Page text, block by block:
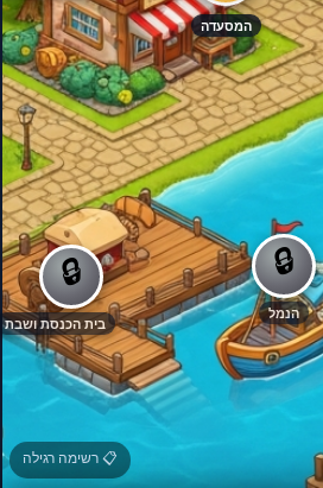
המסעדה
🔒
הנמל
🔒
בית הכנסת ושבת
📋 רשימה רגילה